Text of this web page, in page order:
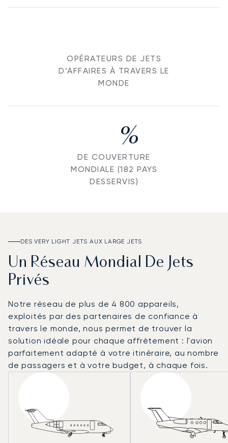
OPÉRATEURS DE JETS
D’AFFAIRES À TRAVERS LE
MONDE
%
DE COUVERTURE
MONDIALE (182 PAYS
DESSERVIS)
DES VERY LIGHT JETS AUX LARGE JETS
Un Réseau Mondial De Jets
Privés
Notre réseau de plus de 4 800 appareils,
exploités par des partenaires de confiance à
travers le monde, nous permet de trouver la
solution idéale pour chaque affrètement : l'avion
parfaitement adapté à votre itinéraire, au nombre
de passagers et à votre budget, à chaque fois.